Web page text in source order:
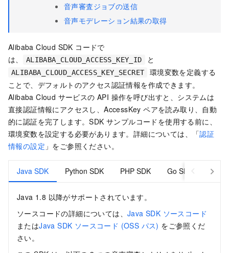
音声審査ジョブの送信
音声モデレーション結果の取得
Alibaba Cloud SDK コードで
は、
ALIBABA_CLOUD_ACCESS_KEY_ID と
ALIBABA_CLOUD_ACCESS_KEY_SECRET
環境変数を定義する
ことで、デフォルトのアクセス認証情報を作成できます。
Alibaba Cloud サービスの API 操作を呼び出すと、システムは
直接認証情報にアクセスし、AccessKey ペアを読み取り、自動
的に認証を完了します。SDK サンプルコードを使用する前に、
環境変数を設定する必要があります。詳細については、「認証
情報の設定 」をご参照ください。
Java SDK Python SDK PHP SDK Go SDK C#
Java 1.8 以降がサポートされています。
ソースコードの詳細については、 Java SDK ソースコード
またはJava SDK ソースコード (OSS パス) をご参照くだ
さい。